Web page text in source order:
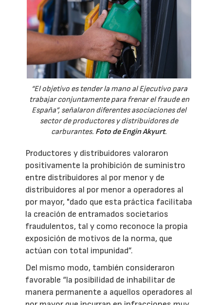
“El objetivo es tender la mano al Ejecutivo para
trabajar conjuntamente para frenar el fraude en
España”, señalaron diferentes asociaciones del
sector de productores y distribuidores de
carburantes. Foto de Engin Akyurt.
Productores y distribuidores valoraron
positivamente la prohibición de suministro
entre distribuidores al por menor y de
distribuidores al por menor a operadores al
por mayor, "dado que esta práctica facilitaba
la creación de entramados societarios
fraudulentos, tal y como reconoce la propia
exposición de motivos de la norma, que
actúan con total impunidad”.
Del mismo modo, también consideraron
favorable “la posibilidad de inhabilitar de
manera permanente a aquellos operadores al